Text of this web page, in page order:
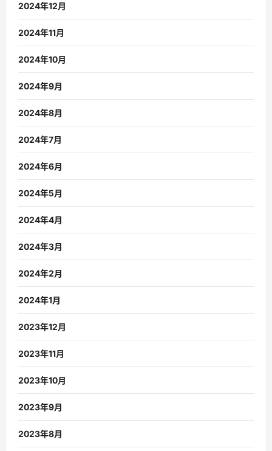
2024年12月
2024年11月
2024年10月
2024年9月
2024年8月
2024年7月
2024年6月
2024年5月
2024年4月
2024年3月
2024年2月
2024年1月
2023年12月
2023年11月
2023年10月
2023年9月
2023年8月